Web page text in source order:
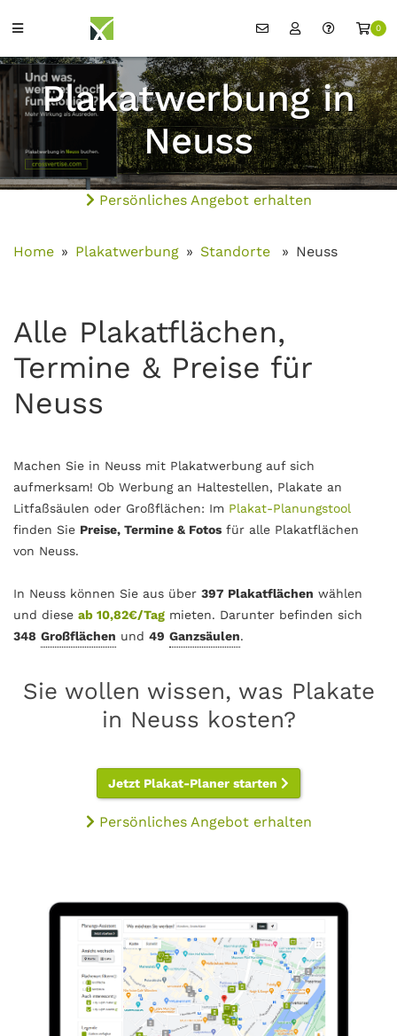
0
Plakatwerbung in
Neuss
Persönliches Angebot erhalten
Home Plakatwerbung Standorte Neuss
Alle Plakatflächen,
Termine & Preise für
Neuss
Machen Sie in Neuss mit Plakatwerbung auf sich
aufmerksam! Ob Werbung an Haltestellen, Plakate an
Litfaßsäulen oder Großflächen: Im Plakat-Planungstool
finden Sie Preise, Termine & Fotos für alle Plakatflächen
von Neuss.
In Neuss können Sie aus über 397 Plakatflächen wählen
und diese ab 10,82€/Tag mieten. Darunter befinden sich
348 Großflächen und 49 Ganzsäulen.
Sie wollen wissen, was Plakate
in Neuss kosten?
Jetzt Plakat-Planer starten
Persönliches Angebot erhalten